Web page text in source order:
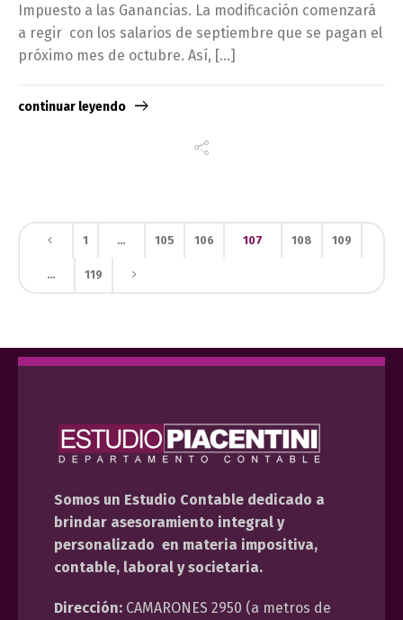
Impuesto a las Ganancias. La modificación comenzará
a regir con los salarios de septiembre que se pagan el
próximo mes de octubre. Así, […]
continuar leyendo
1 … 105 106 107 108 109
… 119
Somos un Estudio Contable dedicado a
brindar asesoramiento integral y
personalizado en materia impositiva,
contable, laboral y societaria.
Dirección: CAMARONES 2950 (a metros de